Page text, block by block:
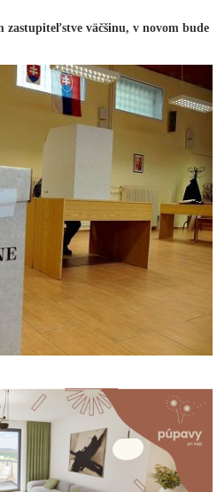
zastupiteľstve väčšinu, v novom bude